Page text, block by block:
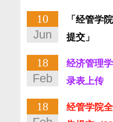
10
Jun
「经管学
提交」
18
Feb
经济管理
录表上传
18
经管学院